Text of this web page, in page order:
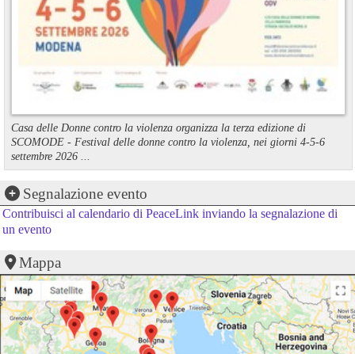
Casa delle Donne contro la violenza organizza la terza edizione di
SCOMODE - Festival delle donne contro la violenza, nei giorni 4-5-6
settembre 2026 ...
Segnalazione evento
Contribuisci al calendario di PeaceLink inviando la segnalazione di
un evento
Mappa